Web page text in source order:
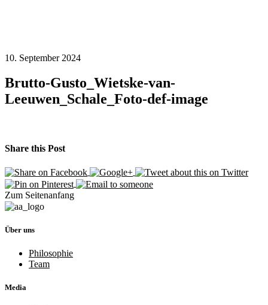
10. September 2024
Brutto-Gusto_Wietske-van-
Leeuwen_Schale_Foto-def-image
Share this Post
Zum Seitenanfang
Über uns
Philosophie
Team
Media